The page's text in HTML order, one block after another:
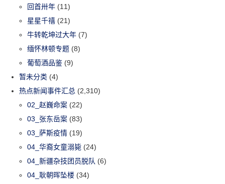
回首卅年 (11)
星星千禧 (21)
牛转乾坤过大年 (7)
缅怀林顿专题 (8)
葡萄酒品鉴 (9)
暂未分类 (4)
热点新闻事件汇总 (2,310)
02_赵巍命案 (22)
03_张东岳案 (83)
03_萨斯疫情 (19)
04_华裔女童溺毙 (24)
04_新疆杂技团员脱队 (6)
04_耿朝晖坠楼 (34)